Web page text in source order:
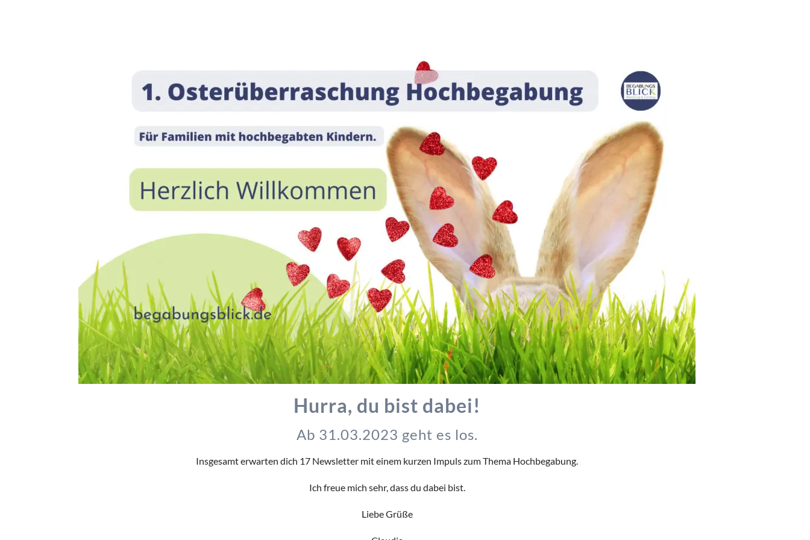
Hurra, du bist dabei!
Ab 31.03.2023 geht es los.
Insgesamt erwarten dich 17 Newsletter mit einem kurzen Impuls zum Thema Hochbegabung.
Ich freue mich sehr, dass du dabei bist.
Liebe Grüße